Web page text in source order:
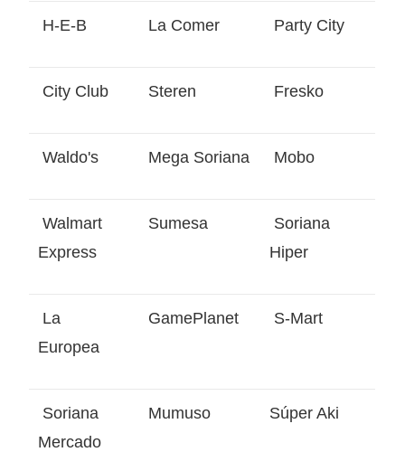
H-E-B La Comer Party City
City Club Steren Fresko
Waldo's Mega Soriana Mobo
Walmart
Express
Sumesa
Soriana
Hiper
La
Europea
GamePlanet S-Mart
Soriana
Mercado
Mumuso Súper Aki